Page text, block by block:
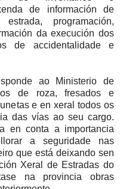
de información de
programación,
da execución dos
de accidentalidade e
ao Ministerio de
de roza, fresados e
e en xeral todos os
das vías ao seu cargo.
en conta a importancia
a seguridade nas
que está deixando sen
Xeral de Estradas do
na provincia obras